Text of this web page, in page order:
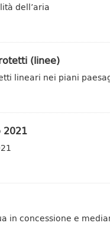
dell’aria
(linee)
lineari nei piani
2021
in concessione e